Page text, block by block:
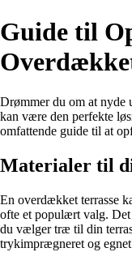
Guide til
Drømmer du om at nyde
kan være den perfekte
omfattende guide til at
Materialer til
En overdækket terrasse
ofte et populært valg.
du vælger træ til din
trykimprægneret og